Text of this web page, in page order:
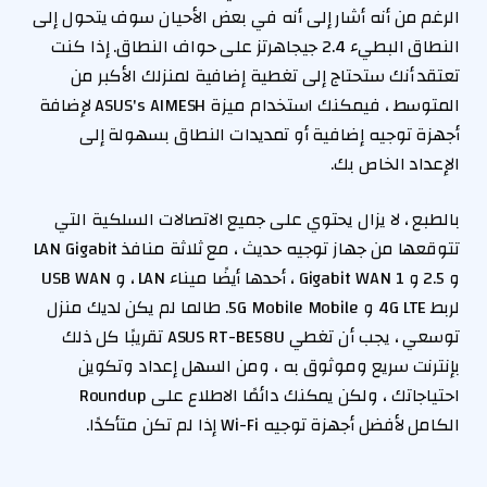
الرغم من أنه أشار إلى أنه في بعض الأحيان سوف يتحول إلى
النطاق البطيء 2.4 جيجاهرتز على حواف النطاق. إذا كنت
تعتقد أنك ستحتاج إلى تغطية إضافية لمنزلك الأكبر من
المتوسط ​​، فيمكنك استخدام ميزة ASUS's AIMESH لإضافة
أجهزة توجيه إضافية أو تمديدات النطاق بسهولة إلى
الإعداد الخاص بك.
بالطبع ، لا يزال يحتوي على جميع الاتصالات السلكية التي
تتوقعها من جهاز توجيه حديث ، مع ثلاثة منافذ LAN Gigabit
و 2.5 و 1 Gigabit WAN ، أحدها أيضًا ميناء LAN ، و USB WAN
لربط 4G LTE و 5G Mobile Mobile. طالما لم يكن لديك منزل
توسعي ، يجب أن تغطي ASUS RT-BE58U تقريبًا كل ذلك
بإنترنت سريع وموثوق به ، ومن السهل إعداد وتكوين
احتياجاتك ، ولكن يمكنك دائمًا الاطلاع على Roundup
الكامل لأفضل أجهزة توجيه Wi-Fi إذا لم تكن متأكدًا.